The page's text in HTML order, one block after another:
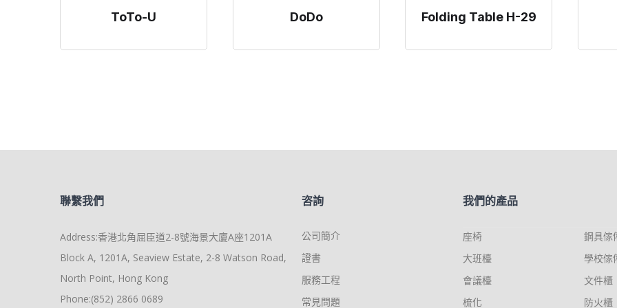
ToTo-U DoDo Folding Table H-29
聯繫我們
Address:香港北角屈臣道2-8號海景大廈A座1201A
Block A, 1201A, Seaview Estate, 2-8 Watson Road,
North Point, Hong Kong
Phone:(852) 2866 0689
咨詢
公司簡介
證書
服務工程
常見問題
我們的產品
座椅
大班檯
會議檯
梳化
鋼具傢
學校傢
文件櫃
防火櫃